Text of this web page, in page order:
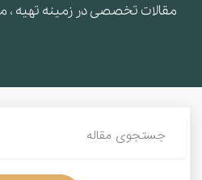
مقالات تخصصی در زمینه تهیه ،